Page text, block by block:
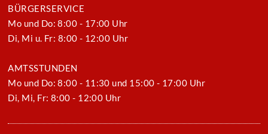
BÜRGERSERVICE
Mo und Do: 8:00 - 17:00 Uhr
Di, Mi u. Fr: 8:00 - 12:00 Uhr
AMTSSTUNDEN
Mo und Do: 8:00 - 11:30 und 15:00 - 17:00 Uhr
Di, Mi, Fr: 8:00 - 12:00 Uhr